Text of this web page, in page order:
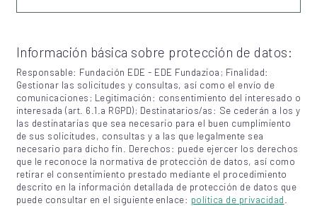
Información básica sobre protección de datos:
Responsable: Fundación EDE - EDE Fundazioa; Finalidad:
Gestionar las solicitudes y consultas, así como el envío de
comunicaciones; Legitimación: consentimiento del interesado o
interesada (art. 6.1.a RGPD); Destinatarios/as: Se cederán a los y
las destinatarias que sea necesario para el buen cumplimiento
de sus solicitudes, consultas y a las que legalmente sea
necesario para dicho fin. Derechos: puede ejercer los derechos
que le reconoce la normativa de protección de datos, así como
retirar el consentimiento prestado mediante el procedimiento
descrito en la información detallada de protección de datos que
puede consultar en el siguiente enlace: política de privacidad